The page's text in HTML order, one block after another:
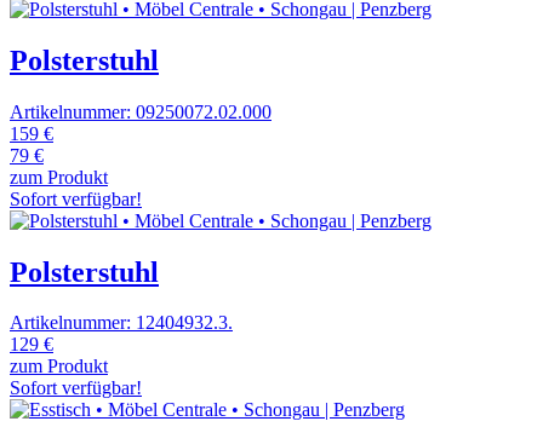
Polsterstuhl
Artikelnummer: 09250072.02.000
159 €
79 €
zum Produkt
Sofort verfügbar!
Polsterstuhl
Artikelnummer: 12404932.3.
129 €
zum Produkt
Sofort verfügbar!